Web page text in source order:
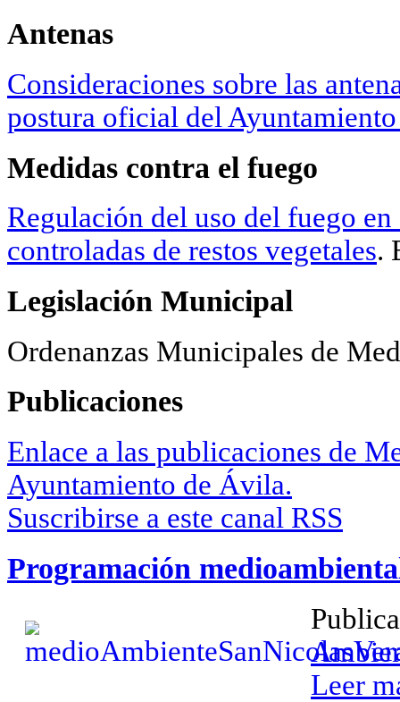
Antenas
Consideraciones sobre las
postura oficial del
Medidas contra el fuego
Regulación del uso del fuego en
controladas de restos vegetales.
Legislación Municipal
Ordenanzas Municipales de
Publicaciones
Enlace a las publicaciones de
Ayuntamiento de Ávila.
Suscribirse a este canal RSS
Programación
Leer